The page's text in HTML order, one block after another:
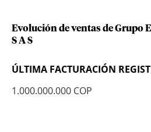
Evolución de ventas de Grupo
S A S
ÚLTIMA FACTURACIÓN
1.000.000.000 COP